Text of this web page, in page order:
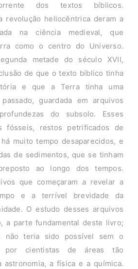
dos textos bíblicos.
revolução heliocêntrica deram a
na ciência medieval, que
como o centro do Universo.
metade do século XVII,
de que o texto bíblico tinha
e que a Terra tinha uma
guardada em arquivos
do subsolo. Esses
fósseis, restos petrificados de
muito tempo desaparecidos, e
de sedimentos, que se tinham
ao longo dos tempos.
que começaram a revelar a
e a terrível brevidade da
O estudo desses arquivos
a parte fundamental deste livro;
não teria sido possível sem o
por cientistas de áreas tão
astronomia, a física e a química.